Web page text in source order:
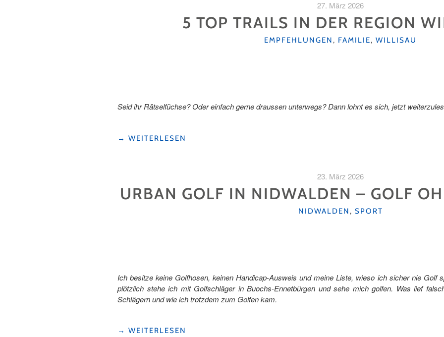
27. März 2026
5 TOP TRAILS IN DER REGION
KATEGORIEN
EMPFEHLUNGEN, FAMILIE, WILLISAU
Seid ihr Rätselfüchse? Oder einfach gerne draussen unterwegs? Dann lohnt es sich, jetzt
"5
REGION
WILLISAU"
→ WEITERLESEN
23. März 2026
URBAN GOLF IN NIDWALDEN – GOLF
KATEGORIEN
NIDWALDEN, SPORT
Ich besitze keine Golfhosen, keinen Handicap-Ausweis und meine Liste, wieso ich sicher nie Golf
plötzlich stehe ich mit Golfschläger in Buochs-Ennetbürgen und sehe mich golfen. Was lief
Schlägern und wie ich trotzdem zum Golfen kam.
"URBAN
→ WEITERLESEN